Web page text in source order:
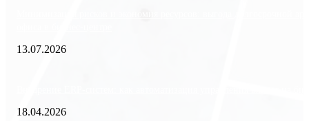
13.07.2026
18.04.2026